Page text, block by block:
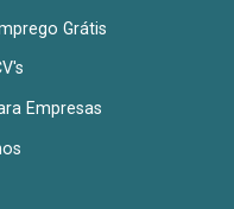
Grátis
Empresas